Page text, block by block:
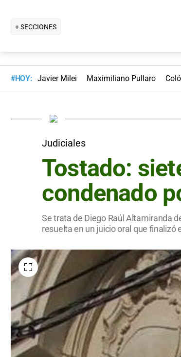
+ SECCIONES
#HOY: Javier Milei Maximiliano Pullaro
Judiciales
Tostado:
condenado
Se trata de Diego Raúl Altamiranda
resuelta en un juicio oral que